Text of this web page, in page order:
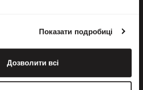
Показати подробиці
Дозволити всі
+358 200 70070